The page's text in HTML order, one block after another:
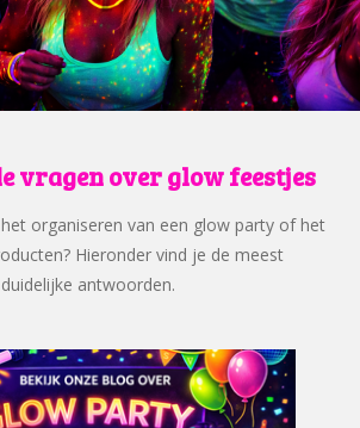
vragen over glow feestjes
organiseren van een glow party of het
Hieronder vind je de meest
antwoorden.